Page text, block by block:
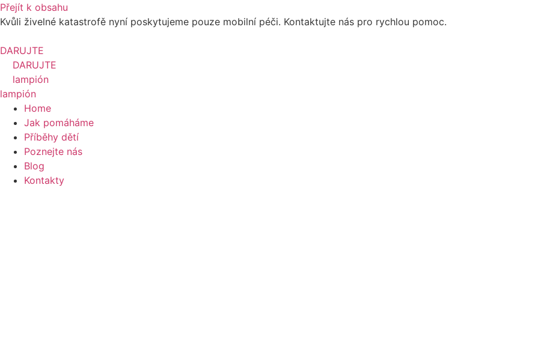
Přejít k obsahu
Kvůli živelné katastrofě nyní poskytujeme pouze mobilní péči. Kontaktujte nás pro rychlou pomoc.
DARUJTE
DARUJTE
lampión
lampión
Home
Jak pomáháme
Příběhy dětí
Poznejte nás
Blog
Kontakty